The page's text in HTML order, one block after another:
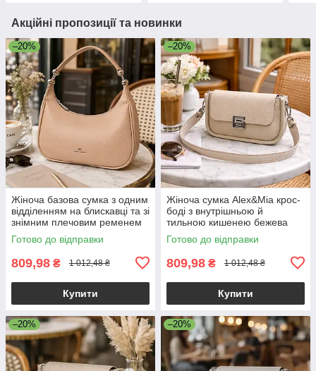
Акційні пропозиції та новинки
–20%
Жіноча базова сумка з одним
відділенням на блискавці та зі
знімним плечовим ременем
екошкіра бежевий Alex&Mia
CD-9128
Готово до відправки
809,98 ₴ 1 012,48 ₴
Купити
–20%
Жіноча сумка Alex&Mia крос-
боді з внутрішньою й
тильною кишенею бежева
Готово до відправки
809,98 ₴ 1 012,48 ₴
Купити
–20% –20%